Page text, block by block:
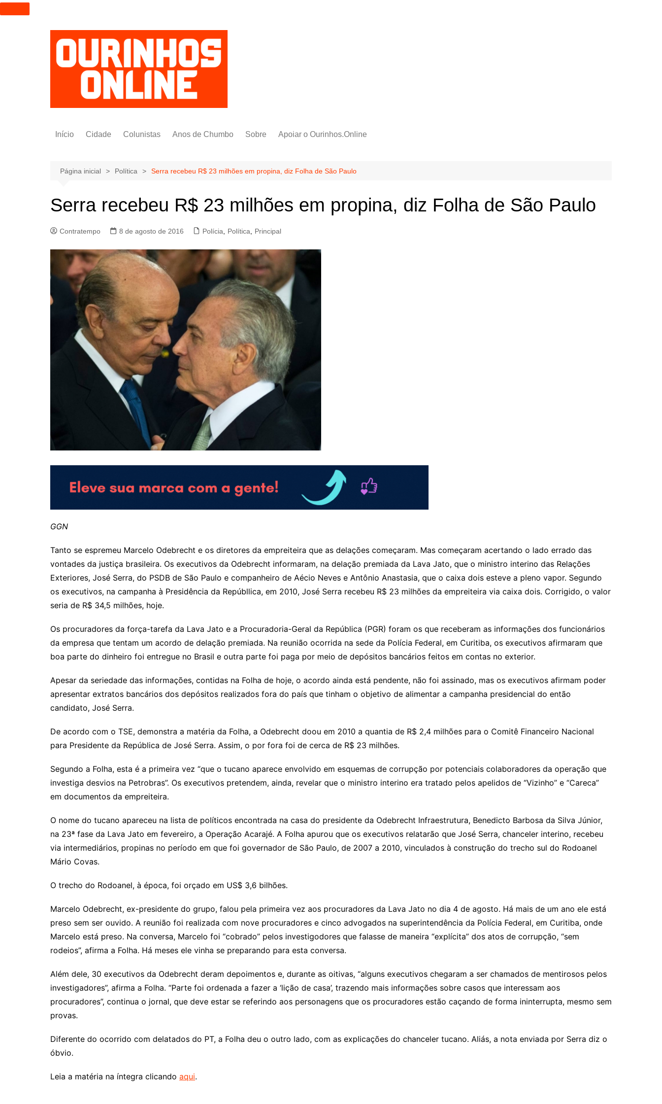
I
r
Início Cidade Colunistas
Pedro Saldida
Bruno Yashinishi
Anos de Chumbo Sobre Apoiar o Ourinhos.Online
Página inicial Política Serra recebeu R$ 23 milhões em propina, diz Folha de São Paulo
Serra recebeu R$ 23 milhões em propina, diz Folha de São Paulo
Contratempo 8 de agosto de 2016 Polícia, Política, Principal
GGN
Tanto se espremeu Marcelo Odebrecht e os diretores da empreiteira que as delações começaram. Mas começaram acertando o lado errado das
vontades da justiça brasileira. Os executivos da Odebrecht informaram, na delação premiada da Lava Jato, que o ministro interino das Relações
Exteriores, José Serra, do PSDB de São Paulo e companheiro de Aécio Neves e Antônio Anastasia, que o caixa dois esteve a pleno vapor. Segundo
os executivos, na campanha à Presidência da Repúbllica, em 2010, José Serra recebeu R$ 23 milhões da empreiteira via caixa dois. Corrigido, o valor
seria de R$ 34,5 milhões, hoje.
Os procuradores da força-tarefa da Lava Jato e a Procuradoria-Geral da República (PGR) foram os que receberam as informações dos funcionários
da empresa que tentam um acordo de delação premiada. Na reunião ocorrida na sede da Polícia Federal, em Curitiba, os executivos afirmaram que
boa parte do dinheiro foi entregue no Brasil e outra parte foi paga por meio de depósitos bancários feitos em contas no exterior.
Apesar da seriedade das informações, contidas na Folha de hoje, o acordo ainda está pendente, não foi assinado, mas os executivos afirmam poder
apresentar extratos bancários dos depósitos realizados fora do país que tinham o objetivo de alimentar a campanha presidencial do então
candidato, José Serra.
De acordo com o TSE, demonstra a matéria da Folha, a Odebrecht doou em 2010 a quantia de R$ 2,4 milhões para o Comitê Financeiro Nacional
para Presidente da República de José Serra. Assim, o por fora foi de cerca de R$ 23 milhões.
Segundo a Folha, esta é a primeira vez “que o tucano aparece envolvido em esquemas de corrupção por potenciais colaboradores da operação que
investiga desvios na Petrobras”. Os executivos pretendem, ainda, revelar que o ministro interino era tratado pelos apelidos de “Vizinho” e “Careca”
em documentos da empreiteira.
O nome do tucano apareceu na lista de políticos encontrada na casa do presidente da Odebrecht Infraestrutura, Benedicto Barbosa da Silva Júnior,
na 23ª fase da Lava Jato em fevereiro, a Operação Acarajé. A Folha apurou que os executivos relatarão que José Serra, chanceler interino, recebeu
via intermediários, propinas no período em que foi governador de São Paulo, de 2007 a 2010, vinculados à construção do trecho sul do Rodoanel
Mário Covas.
O trecho do Rodoanel, à época, foi orçado em US$ 3,6 bilhões.
Marcelo Odebrecht, ex-presidente do grupo, falou pela primeira vez aos procuradores da Lava Jato no dia 4 de agosto. Há mais de um ano ele está
preso sem ser ouvido. A reunião foi realizada com nove procuradores e cinco advogados na superintendência da Polícia Federal, em Curitiba, onde
Marcelo está preso. Na conversa, Marcelo foi “cobrado” pelos investigodores que falasse de maneira “explícita” dos atos de corrupção, “sem
rodeios”, afirma a Folha. Há meses ele vinha se preparando para esta conversa.
Além dele, 30 executivos da Odebrecht deram depoimentos e, durante as oitivas, “alguns executivos chegaram a ser chamados de mentirosos pelos
investigadores”, afirma a Folha. “Parte foi ordenada a fazer a ‘lição de casa’, trazendo mais informações sobre casos que interessam aos
procuradores”, continua o jornal, que deve estar se referindo aos personagens que os procuradores estão caçando de forma ininterrupta, mesmo sem
provas.
Diferente do ocorrido com delatados do PT, a Folha deu o outro lado, com as explicações do chanceler tucano. Aliás, a nota enviada por Serra diz o
óbvio.
Leia a matéria na íntegra clicando aqui.